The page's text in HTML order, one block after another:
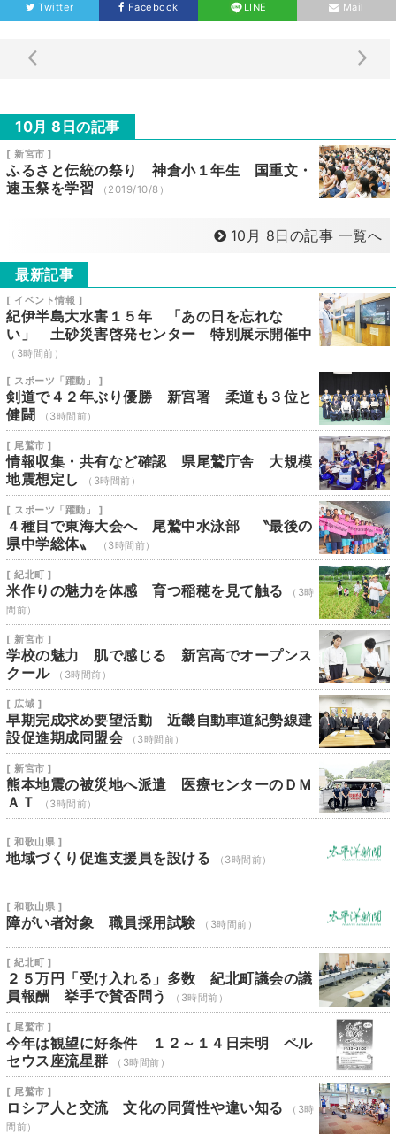
Twitter Facebook LINE Mail
10月 8日の記事
[ 新宮市 ]
ふるさと伝統の祭り 神倉小１年生 国重文・
速玉祭を学習
（2019/10/8）
10月 8日の記事 一覧へ
最新記事
[ イベント情報 ]
紀伊半島大水害１５年 「あの日を忘れな
い」 土砂災害啓発センター 特別展示開催中
（3時間前）
[ スポーツ「躍動」 ]
剣道で４２年ぶり優勝 新宮署 柔道も３位と
健闘
（3時間前）
[ 尾鷲市 ]
情報収集・共有など確認 県尾鷲庁舎 大規模
地震想定し
（3時間前）
[ スポーツ「躍動」 ]
４種目で東海大会へ 尾鷲中水泳部 〝最後の
県中学総体〟
（3時間前）
[ 紀北町 ]
米作りの魅力を体感 育つ稲穂を見て触る
（3時
間前）
[ 新宮市 ]
学校の魅力 肌で感じる 新宮高でオープンス
クール
（3時間前）
[ 広域 ]
早期完成求め要望活動 近畿自動車道紀勢線建
設促進期成同盟会
（3時間前）
[ 新宮市 ]
熊本地震の被災地へ派遣 医療センターのＤＭ
ＡＴ
（3時間前）
[ 和歌山県 ]
地域づくり促進支援員を設ける （3時間前）
[ 和歌山県 ]
障がい者対象 職員採用試験 （3時間前）
[ 紀北町 ]
２５万円「受け入れる」多数 紀北町議会の議
員報酬 挙手で賛否問う
（3時間前）
[ 尾鷲市 ]
今年は観望に好条件 １２～１４日未明 ペル
セウス座流星群
（3時間前）
[ 尾鷲市 ]
ロシア人と交流 文化の同質性や違い知る
（3時
間前）